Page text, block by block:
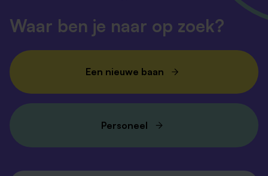
Waar ben je naar op zoek?
Een nieuwe baan
Personeel